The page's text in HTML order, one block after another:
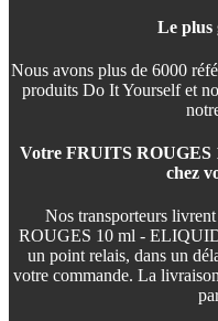
Le plus
Nous avons plus de 6000
produits Do It Yourself et
Votre FRUITS
chez
Nos transporteurs
ROUGES 10 ml -
un point relais, dans un
votre commande. La